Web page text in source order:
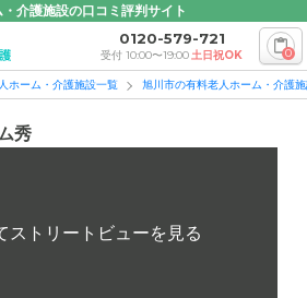
介護施設の口コミ評判サイト
0120-579-721
受付 10:00〜19:00土日祝OK 0
ホーム・介護施設一覧 旭川市の有料老人ホーム・介護
秀